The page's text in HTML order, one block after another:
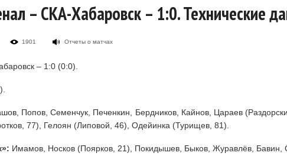
– СКА-Хабаровск – 1:0. Технические
1901 Отчеты о матчах
– 1:0 (0:0).
Попов, Семенчук, Печенкин, Бердников, Кайнов, Цараев
77), Гелоян (Липовой, 46), Одейинка (Турищев, 81).
Имамов, Носков (Поярков, 21), Покидышев, Быков, Журавлёв, Бавин,